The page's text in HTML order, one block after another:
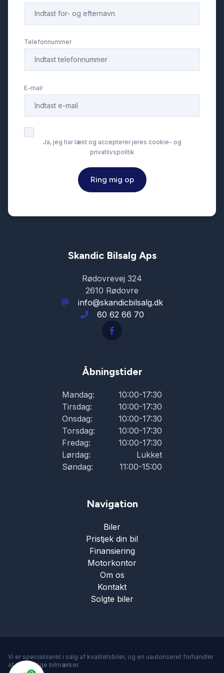
Fuld LED forlygter
Fuldautomatisk klimaanlæg
Glastag
Imiteret læder
Musikstreaming via bluetooth
Parkeringssensor bagved
Parkeringssensor foran
Skiltegenkendelse
Træthedsregistrering
Trådløs mobilopladning
Telefonnummer
E-mail
Ja, jeg har læst og accepterer jeres cookie- og
privatlivspolitik
Ring mig op
Skandic Bilsalg Aps
Rødovrevej 324
2610 Rødovre
info@skandicbilsalg.dk
60 62 66 70
Åbningstider
Mandag:
10:00-17:30
Tirsdag:
10:00-17:30
Onsdag:
10:00-17:30
Torsdag:
10:00-17:30
Fredag:
10:00-17:30
Lørdag:
Lukket
Søndag:
11:00-15:00
Navigation
Biler
Pristjek din bil
Finansiering
Motorkontor
Om os
Kontakt
Solgte biler
Vi er specialiseret i salg af kvalitetsbiler, og en uautoriseret forhandler
af forskellige bilmærker.